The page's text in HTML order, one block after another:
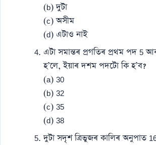
(b) দুটা
(c) অসীম
(d) এটাও নাই
এটা সমান্তৰ প্ৰগতিৰ প্ৰথম পদ 5
হ’লে, ইয়াৰ দশম পদটো কি হ’ব?
(a) 30
(b) 32
(c) 35
(d) 38
দুটা সদৃশ ত্ৰিভুজৰ কালিৰ অনুপাত